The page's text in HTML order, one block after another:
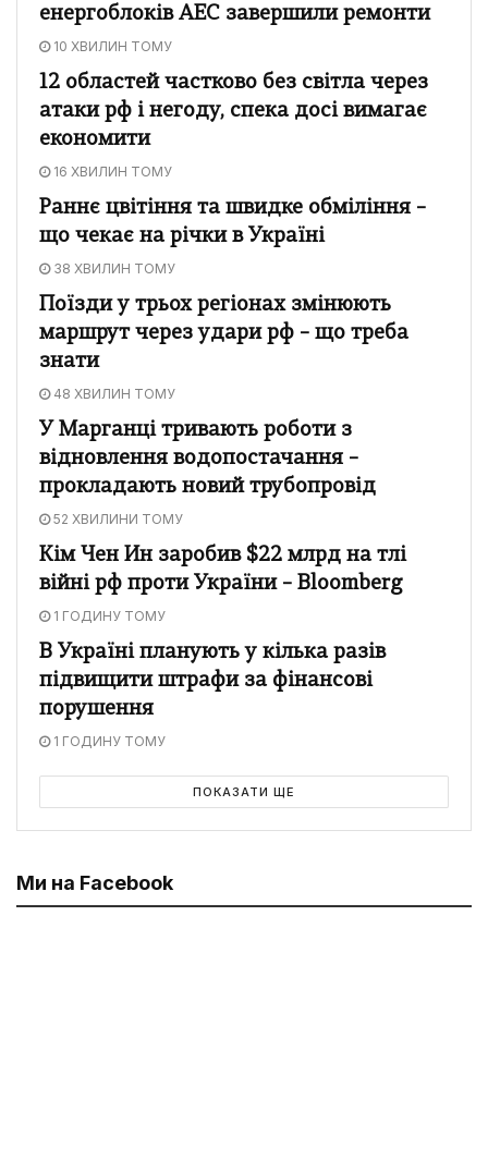
енергоблоків АЕС завершили ремонти
10 ХВИЛИН ТОМУ
12 областей частково без світла через
атаки рф і негоду, спека досі вимагає
економити
16 ХВИЛИН ТОМУ
Раннє цвітіння та швидке обміління –
що чекає на річки в Україні
38 ХВИЛИН ТОМУ
Поїзди у трьох регіонах змінюють
маршрут через удари рф – що треба
знати
48 ХВИЛИН ТОМУ
У Марганці тривають роботи з
відновлення водопостачання –
прокладають новий трубопровід
52 ХВИЛИНИ ТОМУ
Кім Чен Ин заробив $22 млрд на тлі
війні рф проти України – Bloomberg
1 ГОДИНУ ТОМУ
В Україні планують у кілька разів
підвищити штрафи за фінансові
порушення
1 ГОДИНУ ТОМУ
ПОКАЗАТИ ЩЕ
Ми на Facebook